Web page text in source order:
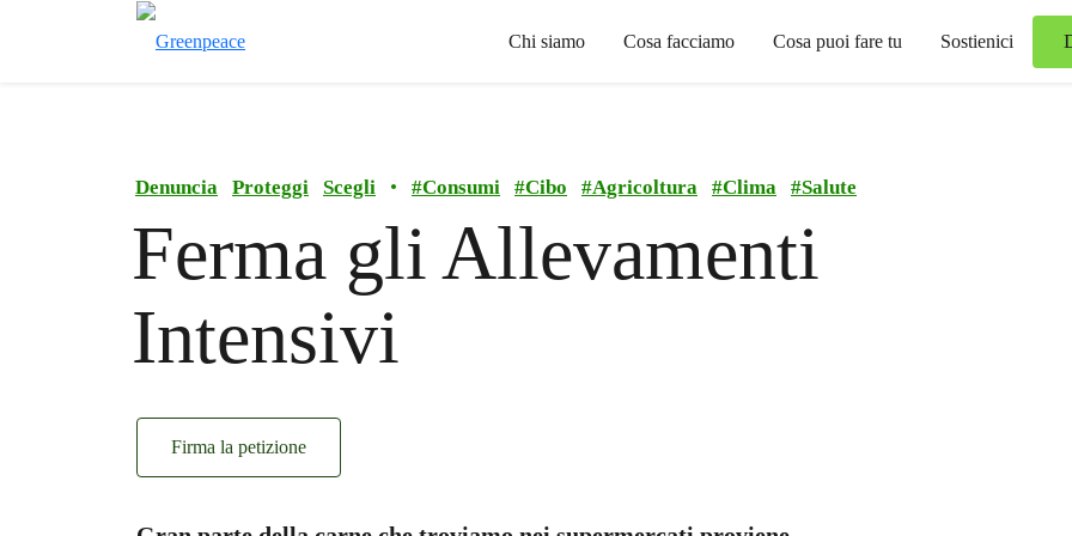
Chi siamo Cosa facciamo Cosa puoi fare tu Sostienici
Denuncia Proteggi Scegli • #Consumi #Cibo #Agricoltura #Clima #Salute
Ferma gli Allevamenti
Intensivi
Firma la petizione